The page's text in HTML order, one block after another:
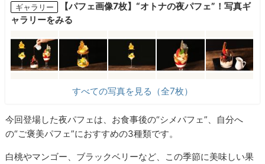
ギャラリー
【パフェ画像7枚】“オトナの夜パフェ”！写真ギ
ャラリーをみる
すべての写真を見る（全7枚）
今回登場した夜パフェは、お食事後の“シメパフェ”、自分へ
の“ご褒美パフェ”におすすめの3種類です。
白桃やマンゴー、ブラックベリーなど、この季節に美味しい果